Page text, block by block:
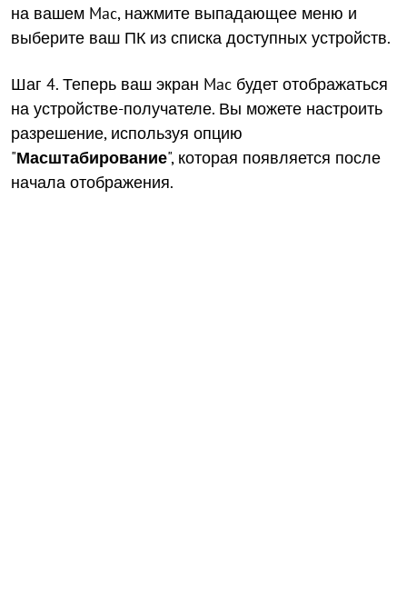
на вашем Mac, нажмите выпадающее меню и
выберите ваш ПК из списка доступных устройств.
Шаг 4. Теперь ваш экран Mac будет отображаться
на устройстве-получателе. Вы можете настроить
разрешение, используя опцию
"Масштабирование", которая появляется после
начала отображения.